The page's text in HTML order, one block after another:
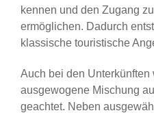
kennen und den Zugang
ermöglichen. Dadurch
klassische touristische
Auch bei den Unterkünften
ausgewogene Mischung
geachtet. Neben